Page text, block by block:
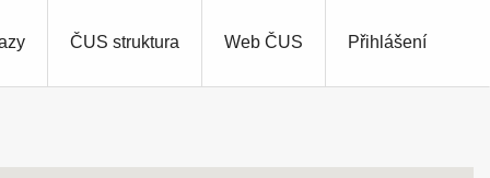
Přihlášení
ČUS struktura Web ČUS